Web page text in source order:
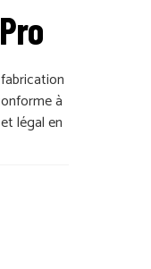
à
légal en